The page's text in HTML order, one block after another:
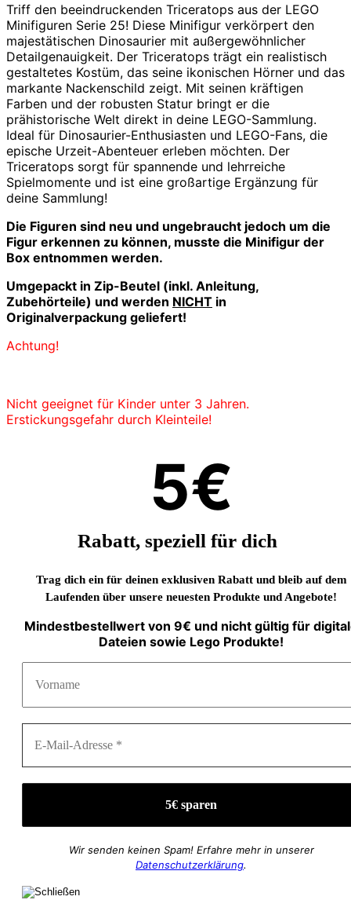
Triff den beeindruckenden Triceratops aus der LEGO
Minifiguren Serie 25! Diese Minifigur verkörpert den
majestätischen Dinosaurier mit außergewöhnlicher
Detailgenauigkeit. Der Triceratops trägt ein realistisch
gestaltetes Kostüm, das seine ikonischen Hörner und das
markante Nackenschild zeigt. Mit seinen kräftigen
Farben und der robusten Statur bringt er die
prähistorische Welt direkt in deine LEGO-Sammlung.
Ideal für Dinosaurier-Enthusiasten und LEGO-Fans, die
epische Urzeit-Abenteuer erleben möchten. Der
Triceratops sorgt für spannende und lehrreiche
Spielmomente und ist eine großartige Ergänzung für
deine Sammlung!
Die Figuren sind neu und ungebraucht jedoch um die
Figur erkennen zu können, musste die Minifigur der
Box entnommen werden.
Umgepackt in Zip-Beutel (inkl. Anleitung,
Zubehörteile) und werden NICHT in
Originalverpackung geliefert!
Achtung!
Nicht geeignet für Kinder unter 3 Jahren.
Erstickungsgefahr durch Kleinteile!
5€
Rabatt, speziell für dich
Trag dich ein für deinen exklusiven Rabatt und bleib auf dem
Laufenden über unsere neuesten Produkte und Angebote!
Mindestbestellwert von 9€ und nicht gültig für
Dateien sowie Lego Produkte!
Wir senden keinen Spam! Erfahre mehr in unserer
Datenschutzerklärung.